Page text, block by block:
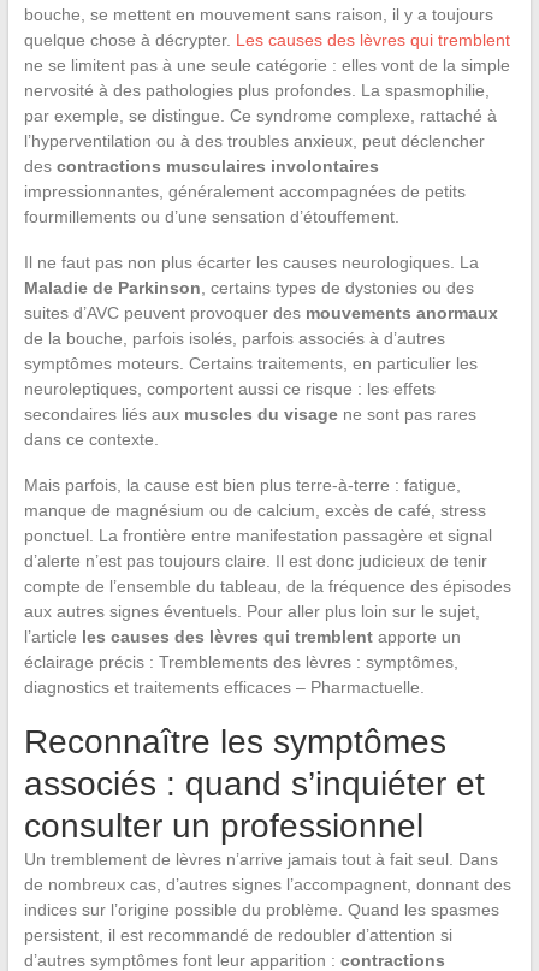
bouche, se mettent en mouvement sans raison, il y a toujours
quelque chose à décrypter. Les causes des lèvres qui tremblent
ne se limitent pas à une seule catégorie : elles vont de la simple
nervosité à des pathologies plus profondes. La spasmophilie,
par exemple, se distingue. Ce syndrome complexe, rattaché à
l’hyperventilation ou à des troubles anxieux, peut déclencher
des contractions musculaires involontaires
impressionnantes, généralement accompagnées de petits
fourmillements ou d’une sensation d’étouffement.
Il ne faut pas non plus écarter les causes neurologiques. La
Maladie de Parkinson , certains types de dystonies ou des
suites d’AVC peuvent provoquer des mouvements anormaux
de la bouche, parfois isolés, parfois associés à d’autres
symptômes moteurs. Certains traitements, en particulier les
neuroleptiques, comportent aussi ce risque : les effets
secondaires liés aux muscles du visagene sont pas rares
dans ce contexte.
Mais parfois, la cause est bien plus terre-à-terre : fatigue,
manque de magnésium ou de calcium, excès de café, stress
ponctuel. La frontière entre manifestation passagère et signal
d’alerte n’est pas toujours claire. Il est donc judicieux de tenir
compte de l’ensemble du tableau, de la fréquence des épisodes
aux autres signes éventuels. Pour aller plus loin sur le sujet,
l’article les causes des lèvres qui tremblentapporte un
éclairage précis : Tremblements des lèvres : symptômes,
diagnostics et traitements efficaces – Pharmactuelle.
Reconnaître les symptômes
associés : quand s’inquiéter et
consulter un professionnel
Un tremblement de lèvres n’arrive jamais tout à fait seul. Dans
de nombreux cas, d’autres signes l’accompagnent, donnant des
indices sur l’origine possible du problème. Quand les spasmes
persistent, il est recommandé de redoubler d’attention si
d’autres symptômes font leur apparition : contractions